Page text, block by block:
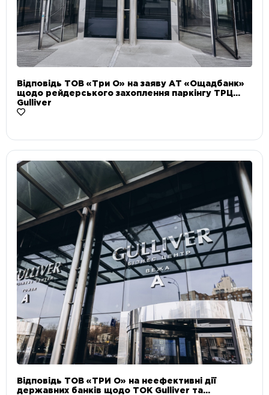
Відповідь ТОВ «Три О» на заяву АТ «Ощадбанк»
щодо рейдерського захоплення паркінгу ТРЦ
Gulliver
Відповідь ТОВ «ТРИ О» на неефективні дії
державних банків щодо ТОК Gulliver та